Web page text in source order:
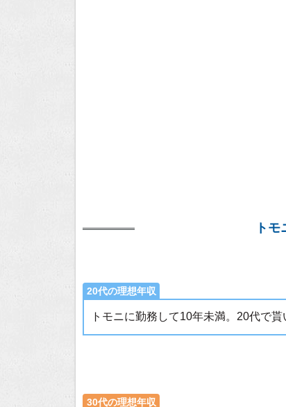
ト
20代の理想年収
トモニに勤務して10年未満。20代で
30代の理想年収